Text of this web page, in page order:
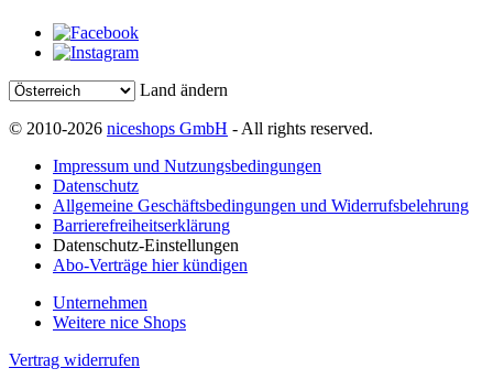
Land ändern
© 2010-2026 niceshops GmbH - All rights reserved.
Impressum und Nutzungsbedingungen
Datenschutz
Allgemeine Geschäftsbedingungen und Widerrufsbelehrung
Barrierefreiheitserklärung
Datenschutz-Einstellungen
Abo-Verträge hier kündigen
Unternehmen
Weitere nice Shops
Vertrag widerrufen